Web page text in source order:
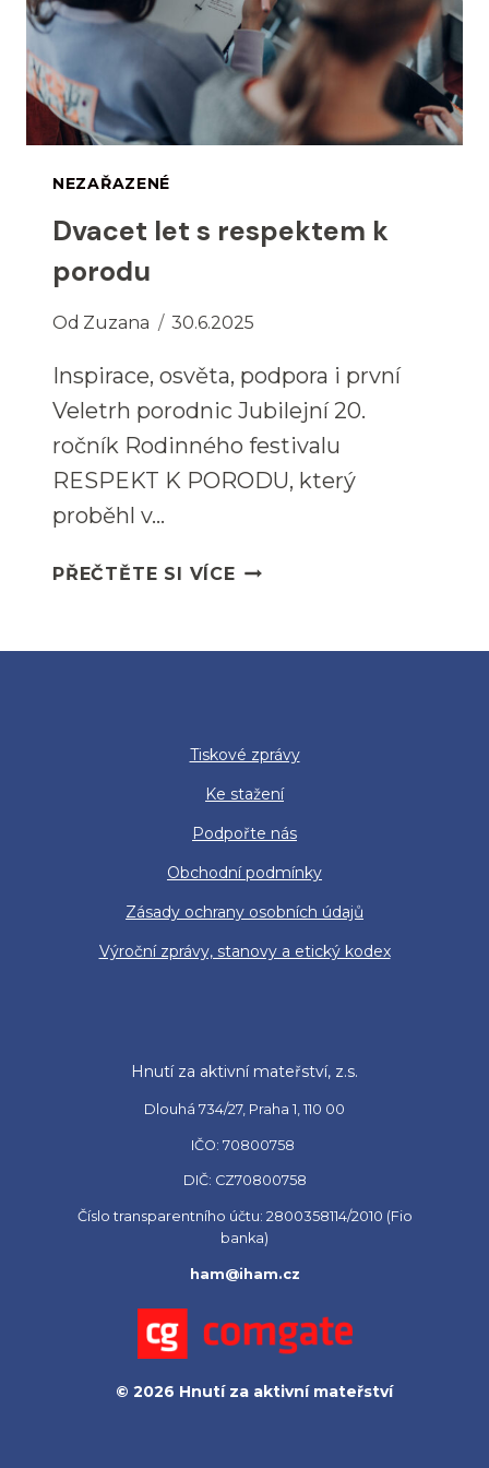
NEZAŘAZENÉ
Dvacet let s respektem k
porodu
Od Zuzana 30.6.2025
Inspirace, osvěta, podpora i první
Veletrh porodnic Jubilejní 20.
ročník Rodinného festivalu
RESPEKT K PORODU, který
proběhl v…
PŘEČTĚTE SI VÍCE
Tiskové zprávy
Ke stažení
Podpořte nás
Obchodní podmínky
Zásady ochrany osobních údajů
Výroční zprávy, stanovy a etický kodex
Hnutí za aktivní mateřství, z.s.
Dlouhá 734/27, Praha 1, 110 00
IČO: 70800758
DIČ: CZ70800758
Číslo transparentního účtu: 2800358114/2010 (Fio
banka)
ham@iham.cz
© 2026 Hnutí za aktivní mateřství